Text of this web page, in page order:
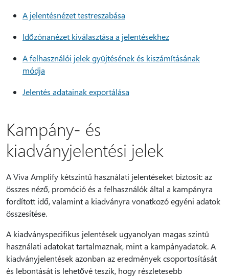
A jelentésnézet testreszabása
Időzónanézet kiválasztása a jelentésekhez
A felhasználói jelek gyűjtésének és kiszámításának
módja
Jelentés adatainak exportálása
Kampány- és
kiadványjelentési jelek
A Viva Amplify kétszintű használati jelentéseket biztosít: az
összes néző, promóció és a felhasználók által a kampányra
fordított idő, valamint a kiadványra vonatkozó egyéni adatok
összesítése.
A kiadványspecifikus jelentések ugyanolyan magas szintű
használati adatokat tartalmaznak, mint a kampányadatok. A
kiadványjelentések azonban az eredmények csoportosítását
és lebontását is lehetővé teszik, hogy részletesebb